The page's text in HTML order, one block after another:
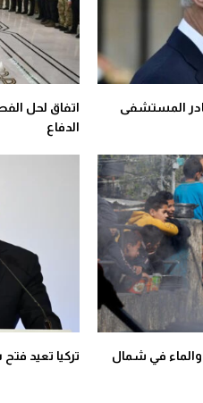
المستشفى
اتفاق لحل
الدفاع
والماء في شمال
تركيا تعيد